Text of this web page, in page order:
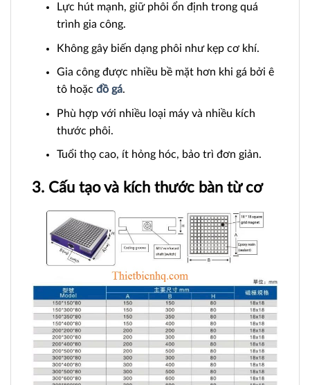
Lực hút mạnh, giữ phôi ổn định trong quá
trình gia công.
Không gây biến dạng phôi như kẹp cơ khí.
Gia công được nhiều bề mặt hơn khi gá bởi ê
tô hoặc đồ gá.
Phù hợp với nhiều loại máy và nhiều kích
thước phôi.
Tuổi thọ cao, ít hỏng hóc, bảo trì đơn giản.
3. Cấu tạo và kích thước bàn từ cơ